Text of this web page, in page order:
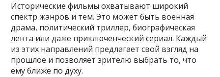
Исторические фильмы охватывают широкий
спектр жанров и тем. Это может быть военная
драма, политический триллер, биографическая
лента или даже приключенческий сериал. Каждый
из этих направлений предлагает свой взгляд на
прошлое и позволяет зрителю выбрать то, что
ему ближе по духу.